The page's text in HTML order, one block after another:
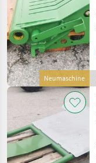
Neumaschine